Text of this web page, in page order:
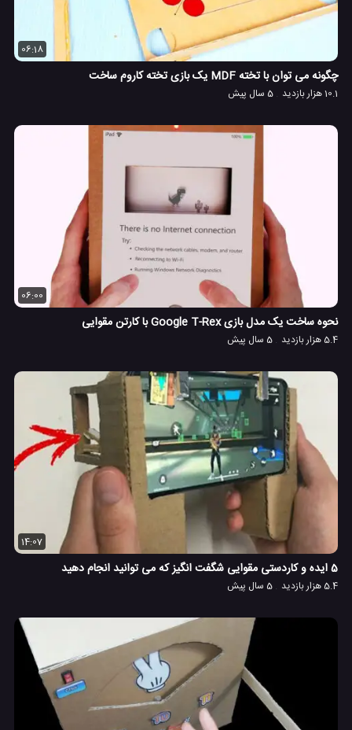
06:18
چگونه می توان با تخته MDF یک بازی تخته کاروم ساخت
10.1 هزار بازدید 5 سال پیش
06:00
نحوه ساخت یک مدل بازی Google T-Rex با کارتن مقوایی
5.4 هزار بازدید 5 سال پیش
14:07
5 ایده و کاردستی مقوایی شگفت انگیز که می توانید انجام دهید
5.4 هزار بازدید 5 سال پیش